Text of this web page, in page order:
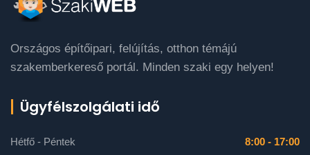
Országos építőipari, felújítás, otthon témájú
szakemberkereső portál. Minden szaki egy helyen!
Ügyfélszolgálati idő
Hétfő - Péntek 8:00 - 17:00